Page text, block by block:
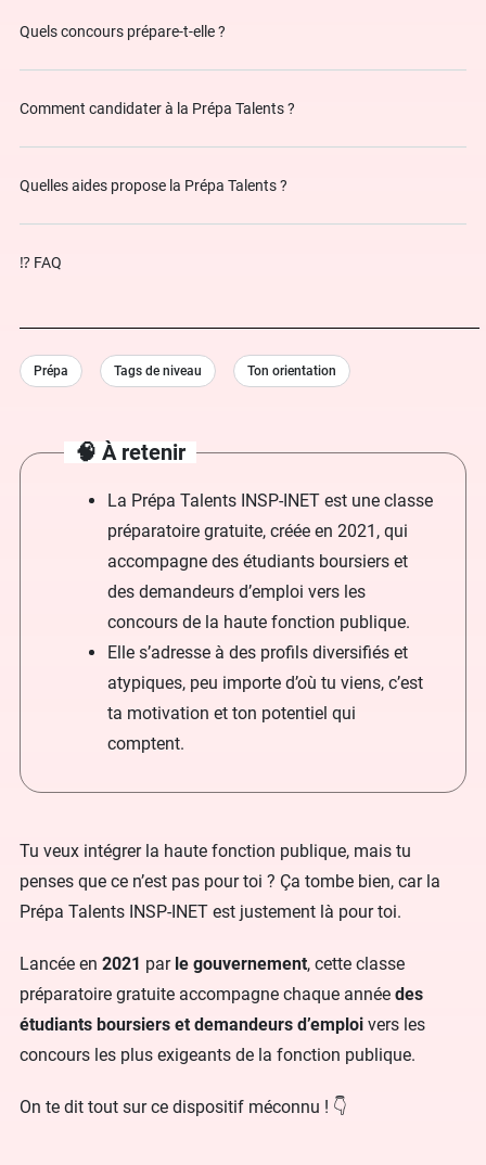
🧠 À retenir
La Prépa Talents INSP-INET est une classe
préparatoire gratuite, créée en 2021, qui
accompagne des étudiants boursiers et
des demandeurs d’emploi vers les
concours de la haute fonction publique.
Elle s’adresse à des profils diversifiés et
atypiques, peu importe d’où tu viens, c’est
ta motivation et ton potentiel qui
comptent.
Tu veux intégrer la haute fonction publique, mais tu
penses que ce n’est pas pour toi ? Ça tombe bien, car la
Prépa Talents INSP-INET est justement là pour toi.
Lancée en 2021 par le gouvernement, cette classe
préparatoire gratuite accompagne chaque année des
étudiants boursiers et demandeurs d’emploi vers les
concours les plus exigeants de la fonction publique.
On te dit tout sur ce dispositif méconnu ! 👇
Quels concours prépare-t-elle ?
Comment candidater à la Prépa Talents ?
Quelles aides propose la Prépa Talents ?
⁉ FAQ
Prépa Tags de niveau Ton orientation